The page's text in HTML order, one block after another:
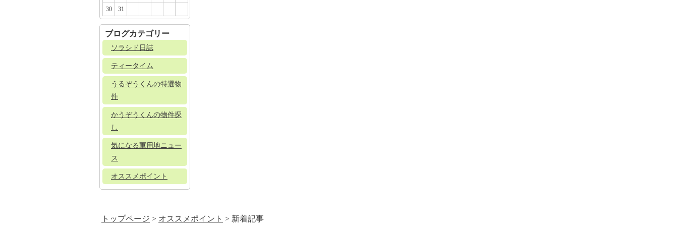
30 31
ブログカテゴリー
ソラシド日誌
ティータイム
うるぞうくんの特選物
件
かうぞうくんの物件探
し
気になる軍用地ニュー
ス
オススメポイント
トップページ > オススメポイント > 新着記事